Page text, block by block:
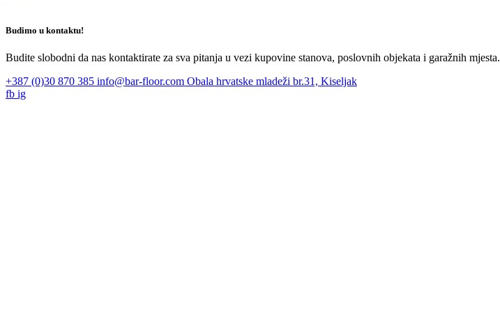
Budimo u kontaktu!
Budite slobodni da nas kontaktirate za sva pitanja u vezi kupovine stanova, poslovnih objekata i garažnih mjesta.
+387 (0)30 870 385 info@bar-floor.com Obala hrvatske mladeži br.31, Kiseljak
fb ig